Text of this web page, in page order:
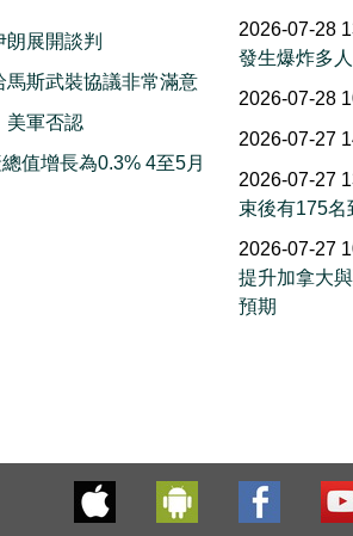
展開談判
斯武裝協議非常滿意
軍否認
值增長為0.3% 4至5月
2026-07-28
發生爆炸多
2026-07-28
2026-07-27
2026-07-27
束後有175
2026-07-27
提升加拿大
預期